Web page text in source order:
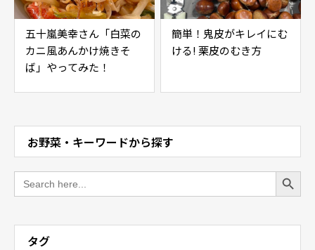
五十嵐美幸さん「白菜の
カニ風あんかけ焼きそ
ば」やってみた！
簡単！鬼皮がキレイにむ
ける! 栗皮のむき方
お野菜・キーワードから探す
Search
for:
Search Button
タグ